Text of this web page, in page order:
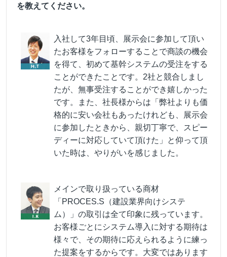
を教えてください。
入社して3年目頃、展示会に参加して頂い
たお客様をフォローすることで商談の機会
を得て、初めて基幹システムの受注をする
ことができたことです。2社と競合しまし
たが、無事受注することができ嬉しかった
です。また、社長様からは「弊社よりも価
格的に安い会社もあったけれども、展示会
に参加したときから、親切丁寧で、スピー
ディーに対応していて頂けた」と仰って頂
いた時は、やりがいを感じました。
メインで取り扱っている商材
「PROCES.S（建設業界向けシステ
ム）」の取引は全て印象に残っています。
お客様ごとにシステム導入に対する期待は
様々で、その期待に応えられるように練っ
た提案をするからです。大変ではあります